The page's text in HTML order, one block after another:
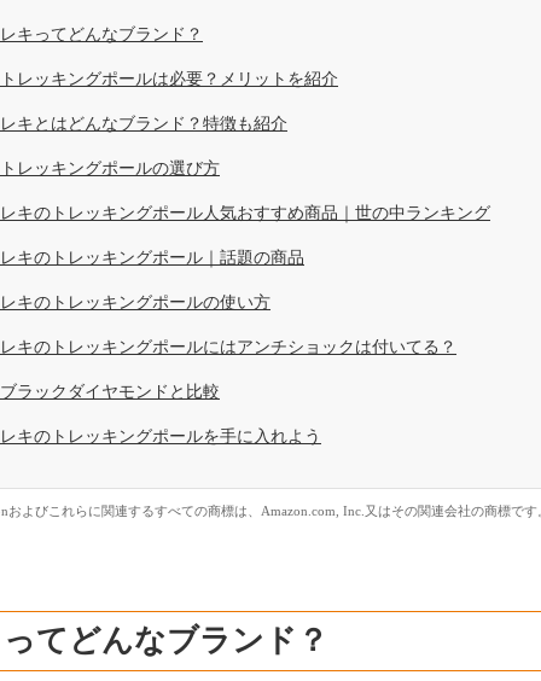
レキってどんなブランド？
トレッキングポールは必要？メリットを紹介
レキとはどんなブランド？特徴も紹介
トレッキングポールの選び方
レキのトレッキングポール人気おすすめ商品｜世の中ランキング
レキのトレッキングポール｜話題の商品
レキのトレッキングポールの使い方
レキのトレッキングポールにはアンチショックは付いてる？
ブラックダイヤモンドと比較
レキのトレッキングポールを手に入れよう
およびこれらに関連するすべての商標は、Amazon.com, Inc.又はその関連会社の商標です
てどんなブランド？